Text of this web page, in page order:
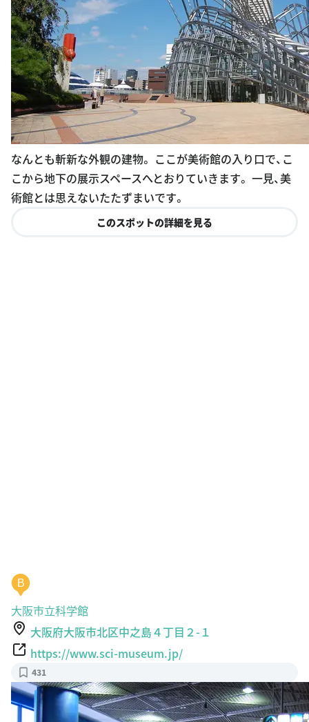
なんとも斬新な外観の建物。 ここが美術館の入り口で、こ
こから地下の展示スペースへとおりていきます。 一見、美
術館とは思えないたたずまいです。
このスポットの詳細を見る
B
大阪市立科学館
大阪府大阪市北区中之島４丁目２-１
https://www.sci-museum.jp/
431